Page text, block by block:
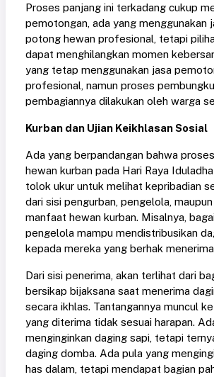
Proses panjang ini terkadang cukup
pemotongan, ada yang menggunakan
potong hewan profesional, tetapi
dapat menghilangkan momen
yang tetap menggunakan jasa
profesional, namun proses
pembagiannya dilakukan oleh warga
Kurban dan Ujian Keikhlasan Sosial
Ada yang berpandangan bahwa
hewan kurban pada Hari Raya
tolok ukur untuk melihat kepribadian
dari sisi pengurban, pengelola,
manfaat hewan kurban. Misalnya,
pengelola mampu mendistribusikan
kepada mereka yang berhak
Dari sisi penerima, akan terlihat dari
bersikap bijaksana saat menerima
secara ikhlas. Tantangannya muncul
yang diterima tidak sesuai harapan.
menginginkan daging sapi, tetapi
daging domba. Ada pula yang
has dalam, tetapi mendapat bagian